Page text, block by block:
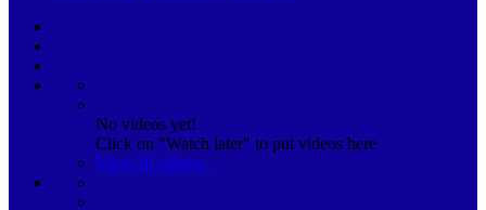
No videos yet!
Click on "Watch later" to put videos here
View all videos